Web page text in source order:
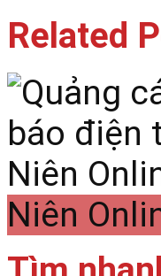
Related
Niên